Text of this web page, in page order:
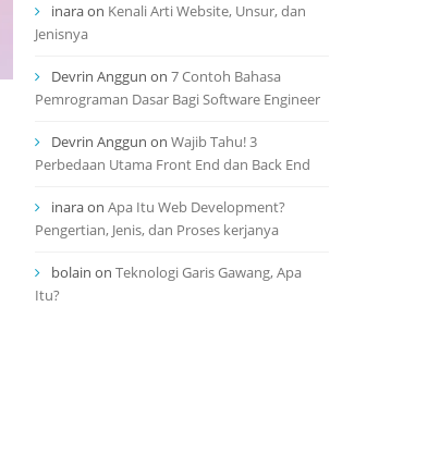
inaraon Kenali Arti Website, Unsur, dan
Jenisnya
Devrin Anggun on 7 Contoh Bahasa
Pemrograman Dasar Bagi Software Engineer
Devrin Anggun on Wajib Tahu! 3
Perbedaan Utama Front End dan Back End
inaraon Apa Itu Web Development?
Pengertian, Jenis, dan Proses kerjanya
bolain on Teknologi Garis Gawang, Apa
Itu?